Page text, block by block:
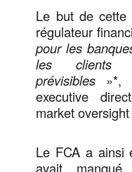
Le but de cette
régulateur
pour les
les clients
prévisibles »*,
executive
market
Le FCA a ainsi
avait